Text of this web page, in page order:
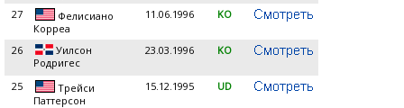
27
Фелисиано
Корреа
11.06.1996 KO
26
Уилсон
Родригес
23.03.1996 KO
25
Трейси
Паттерсон
15.12.1995 UD